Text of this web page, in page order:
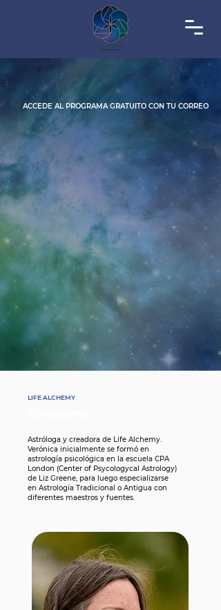
ACCEDE AL PROGRAMA GRATUITO CON TU CORREO
LIFE ALCHEMY
Astróloga y creadora de Life Alchemy.
Verónica inicialmente se formó en
astrología psicológica en la escuela CPA
London (Center of Psycologycal Astrology)
de Liz Greene, para luego especializarse
en Astrología Tradicional o Antigua con
diferentes maestros y fuentes.